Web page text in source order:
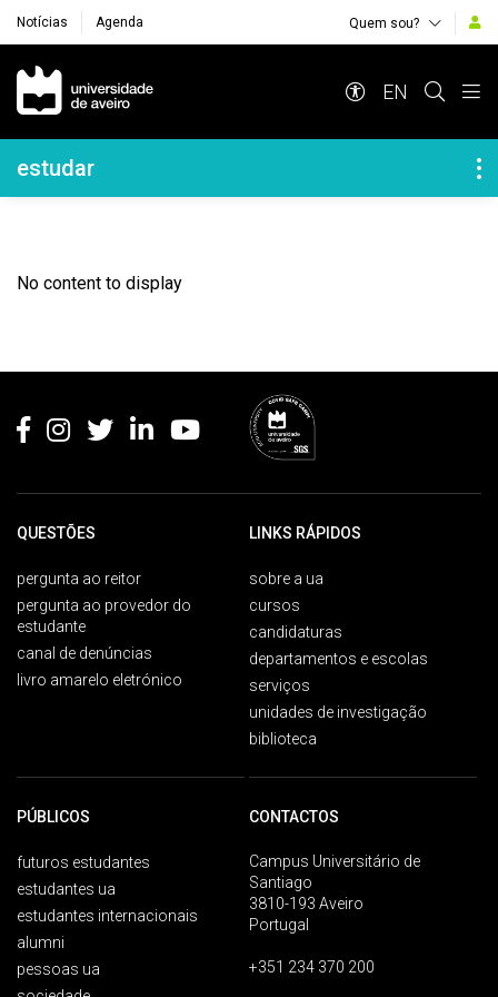
Notícias Agenda Quem sou?
Navegação Principal
EN
Navegação Lateral
estudar
No content to display
QUESTÕES
pergunta ao reitor
pergunta ao provedor do
estudante
canal de denúncias
livro amarelo eletrónico
LINKS RÁPIDOS
sobre a ua
cursos
candidaturas
departamentos e escolas
serviços
unidades de investigação
biblioteca
PÚBLICOS
futuros estudantes
estudantes ua
estudantes internacionais
alumni
pessoas ua
CONTACTOS
Campus Universitário de
Santiago
3810-193 Aveiro
Portugal
+351 234 370 200